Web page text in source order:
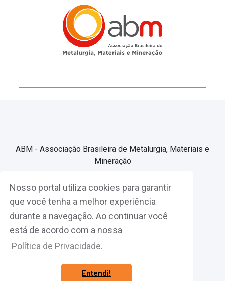
Nosso portal utiliza cookies para garantir
que você tenha a melhor experiência
durante a navegação. Ao continuar você
está de acordo com a nossa
Política de Privacidade.
Entendi!
ABM - Associação Brasileira de Metalurgia, Materiais e
Mineração
Associe-se
Fazer Login